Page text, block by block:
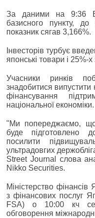
За даними на 9:36
базисного пункту,
показник сягав 3,166%.
Інвесторів турбує
японські товари і 25%-
Учасники ринків
знадобитися випустити
фінансування
національної економіки.
"Ми попереджаємо,
буде підготовлено
посилити
ультрадовгих
Street Journal слова
Nikko Securities.
Міністерство фінансів
з фінансових послуг
FSA) о 10:00 кч
обговорення